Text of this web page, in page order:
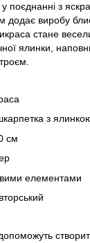
поєднанні з
додає виробу
стане
ялинки,
з
см
елементами